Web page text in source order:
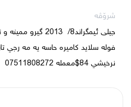
شرۆڤە
نرخيشي 84$معمله 07511808272